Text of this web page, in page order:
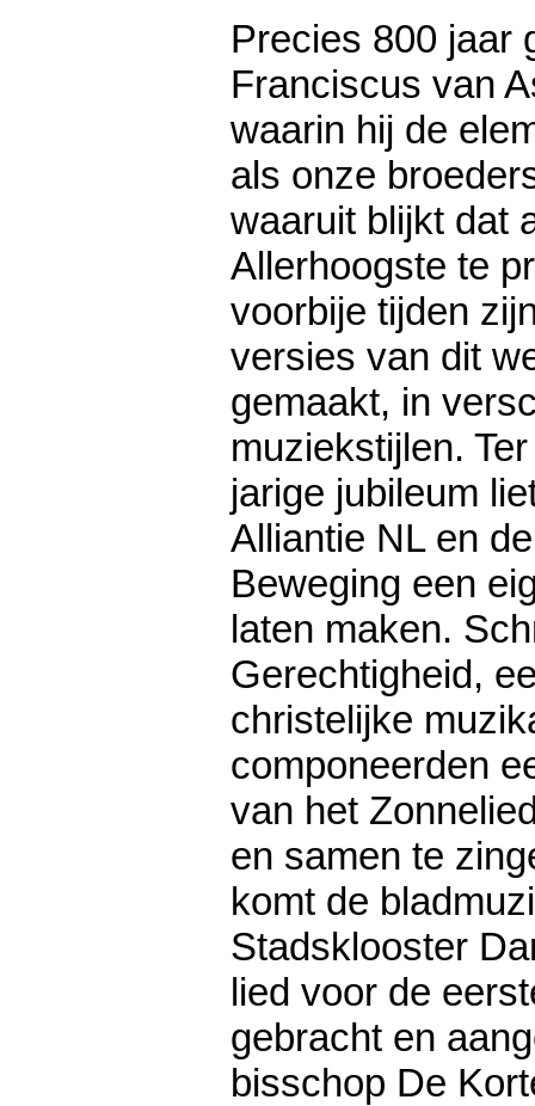
Precies 800 jaar
Franciscus van
waarin hij de
als onze
waaruit blijkt dat
Allerhoogste te
voorbije tijden
versies van dit
gemaakt, in
muziekstijlen.
jarige jubileum
Alliantie NL en
Beweging een
laten maken.
Gerechtigheid,
christelijke
componeerden
van het
en samen te
komt de
Stadsklooster
lied voor de
gebracht en
bisschop De